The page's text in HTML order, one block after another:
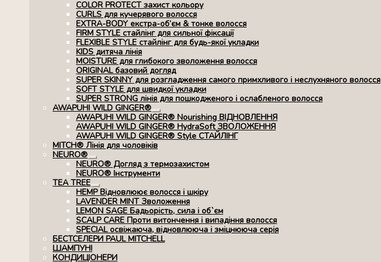
COLOR PROTECT захист кольору
CURLS для кучерявого волосся
EXTRA-BODY екстра-об’єм & тонке волосся
FIRM STYLE стайлінг для сильної фіксації
FLEXIBLE STYLE стайлінг для будь-якої укладки
KIDS дитяча лінія
MOISTURE для глибокого зволоження волосся
ORIGINAL базовий догляд
SUPER SKINNY для розгладження самого примхливого і неслухняного волосся
SOFT STYLE для швидкої укладки
SUPER STRONG лінія для пошкодженого і ослабленого волосся
AWAPUHI WILD GINGER®
Розгорнуте
вкладене
меню
AWAPUHI WILD GINGER® Nourishing ВІДНОВЛЕННЯ
AWAPUHI WILD GINGER® HydraSoft ЗВОЛОЖЕННЯ
AWAPUHI WILD GINGER® Style СТАЙЛІНГ
MITCH® Лінія для чоловіків
NEURO®
Розгорнуте
вкладене
меню
NEURO® Догляд з термозахистом
NEURO® Інструменти
TEA TREE
Розгорнуте
вкладене
меню
HEMP Відновлюює волосся і шкіру
LAVENDER MINT Зволоження
LEMON SAGE Бадьорість, сила і об`єм
SCALP CARE Проти витончення і випадіння волосся
SPECIAL освіжаюча, відновлююча і зміцнююча серія
БЕСТСЕЛЕРИ PAUL MITCHELL
ШАМПУНІ
КОНДИЦІОНЕРИ